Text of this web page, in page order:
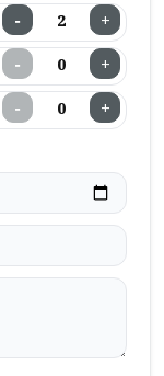
− +
− +
− +